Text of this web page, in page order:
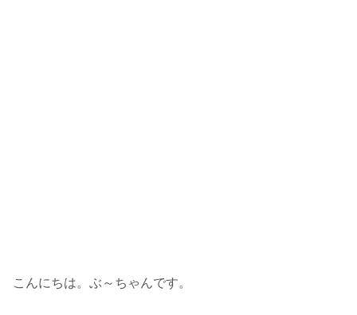
こんにちは。ぶ～ちゃんです。